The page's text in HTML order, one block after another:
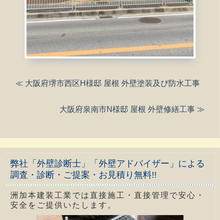
≪ 大阪府堺市西区H様邸 屋根 外壁塗装及び防水工事
大阪府泉南市N様邸 屋根 外壁修繕工事 ≫
弊社「外壁診断士」「外壁アドバイザー」による
調査・診断・ご提案・お見積り無料!!
洲加本建装工業では直接施工・直接管理で安心・
安全をご提供いたします。